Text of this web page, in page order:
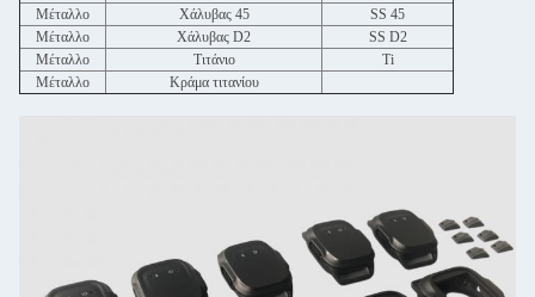
Μέταλλο
Χάλυβας 45
SS 45
Μέταλλο
Χάλυβας D2
SS D2
Μέταλλο
Τιτάνιο
Ti
Μέταλλο
Κράμα τιτανίου